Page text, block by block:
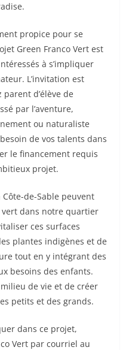
propice pour se
Green Franco Vert est
à s’impliquer
L’invitation est
parent d’élève de
par l’aventure,
ou naturaliste
de vos talents dans
le financement requis
projet.
de-Sable peuvent
vert dans notre quartier
ces surfaces
plantes indigènes et de
tout en y intégrant des
besoins des enfants.
de vie et de créer
petits et des grands.
dans ce projet,
Vert par courriel au